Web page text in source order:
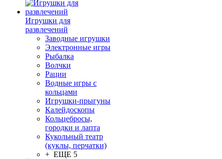
Игрушки для
развлечений
Заводные игрушки
Электронные игры
Рыбалка
Волчки
Рации
Водные игры с
кольцами
Игрушки-прыгуны
Калейдоскопы
Кольцебросы,
городки и лапта
Кукольный театр
(куклы, перчатки)
+ ЕЩЕ 5